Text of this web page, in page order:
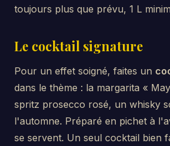
toujours plus que prévu, 1 L
Le cocktail signature
Pour un effet soigné, faites un
dans le thème : la margarita «
spritz prosecco rosé, un whisky
l'automne. Préparé en pichet à
se servent. Un seul cocktail bien